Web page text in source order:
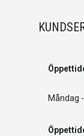
Måndag